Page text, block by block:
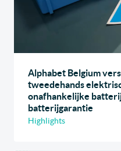
Alphabet Belgium
tweedehands
onafhankelijke
batterijgarantie
Highlights